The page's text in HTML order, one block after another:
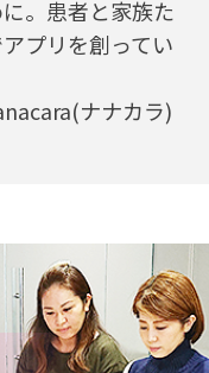
。患者と家族た
プリを創ってい
ナナカラ)